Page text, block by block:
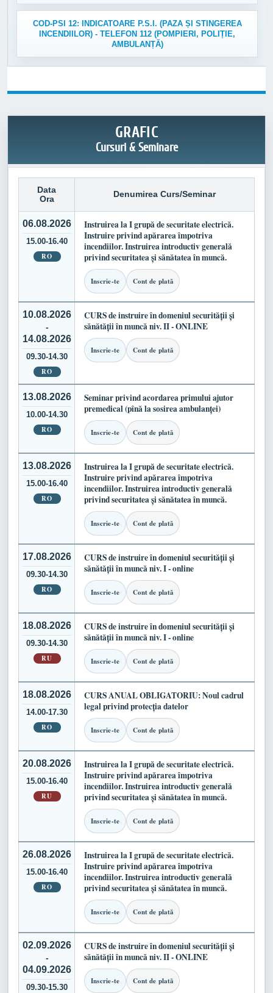
COD-PSI 12: INDICATOARE P.S.I. (PAZA ȘI STINGEREA
INCENDIILOR) - TELEFON 112 (POMPIERI, POLIȚIE,
AMBULANȚĂ)
GRAFIC
Cursuri & Seminare
Data
Ora
Denumirea Curs/Seminar
06.08.2026
15.00-16.40
RO
Instruirea la I grupă de securitate electrică.
Instruire privind apărarea împotriva
incendiilor. Instruirea introductiv generală
privind securitatea și sănătatea în muncă.
Inscrie-te Cont de plată
10.08.2026
-
14.08.2026
09.30-14.30
RO
CURS de instruire în domeniul securității și
sănătății în muncă niv. II - ONLINE
Inscrie-te Cont de plată
13.08.2026
10.00-14.30
RO
Seminar privind acordarea primului ajutor
premedical (pînă la sosirea ambulanței)
Inscrie-te Cont de plată
13.08.2026
15.00-16.40
RO
Instruirea la I grupă de securitate electrică.
Instruire privind apărarea împotriva
incendiilor. Instruirea introductiv generală
privind securitatea și sănătatea în muncă.
Inscrie-te Cont de plată
17.08.2026
09.30-14.30
RO
CURS de instruire în domeniul securității și
sănătății în muncă niv. I - online
Inscrie-te Cont de plată
18.08.2026
09.30-14.30
RU
CURS de instruire în domeniul securității și
sănătății în muncă niv. I - online
Inscrie-te Cont de plată
18.08.2026
14.00-17.30
RO
CURS ANUAL OBLIGATORIU: Noul cadrul
legal privind protecția datelor
Inscrie-te Cont de plată
20.08.2026
15.00-16.40
RU
Instruirea la I grupă de securitate electrică.
Instruire privind apărarea împotriva
incendiilor. Instruirea introductiv generală
privind securitatea și sănătatea în muncă.
Inscrie-te Cont de plată
26.08.2026
15.00-16.40
RO
Instruirea la I grupă de securitate electrică.
Instruire privind apărarea împotriva
incendiilor. Instruirea introductiv generală
privind securitatea și sănătatea în muncă.
Inscrie-te Cont de plată
02.09.2026
-
04.09.2026
09.30-15.30
CURS de instruire în domeniul securității și
sănătății în muncă niv. II - ONLINE
Inscrie-te Cont de plată